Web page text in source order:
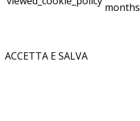
months
ACCETTA E SALVA